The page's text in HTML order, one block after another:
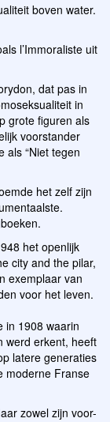
boven water.
l’Immoraliste uit
dat pas in
in
grote figuren als
voorstander
als “Niet tegen
het zelf zijn
het openlijk
city and the pilar,
exemplaar van
voor het leven.
in 1908 waarin
werd erkent, heeft
latere generaties
moderne Franse
zowel zijn voor-